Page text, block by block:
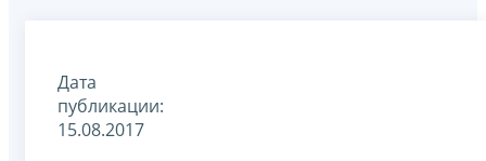
Дата
публикации:
15.08.2017